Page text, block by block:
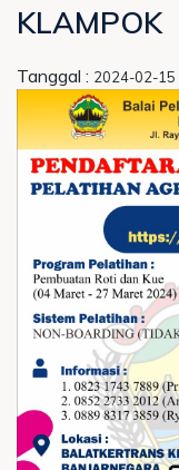
KLAMPOK
Tanggal : 2024-02-15